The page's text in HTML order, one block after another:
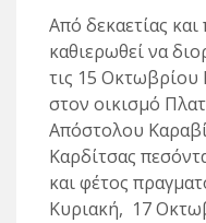
Από δεκαετίας
καθιερωθεί να
τις 15 Οκτωβρίου
στον οικισμό
Απόστολου
Καρδίτσας
και φέτος
Κυριακή, 17